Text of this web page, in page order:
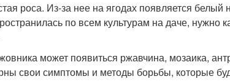
роса. Из-за нее на ягодах появляется белый
по всем культурам на даче, нужно
может появиться ржавчина, мозаика,
свои симптомы и методы борьбы, которые